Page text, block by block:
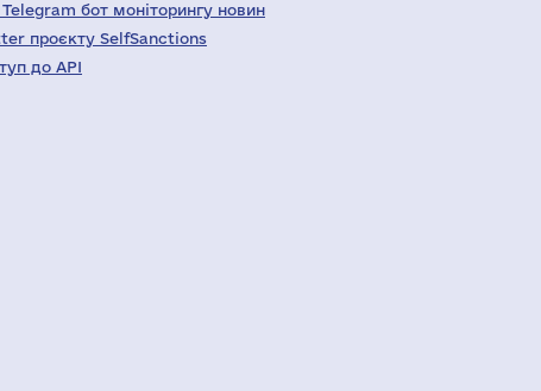
Telegram бот моніторингу новин
проєкту SelfSanctions
до API